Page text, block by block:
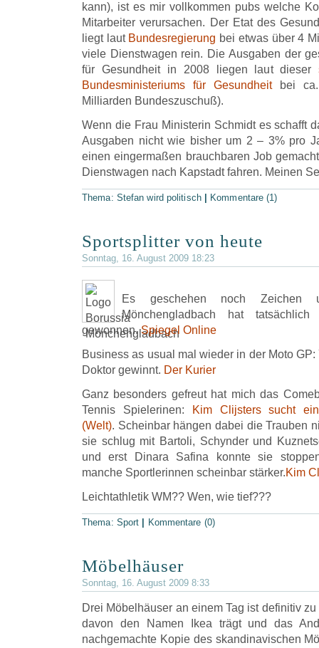
kann), ist es mir vollkommen pubs welche
Mitarbeiter verursachen. Der Etat des
liegt laut Bundesregierung bei etwas über 4
viele Dienstwagen rein. Die Ausgaben der
für Gesundheit in 2008 liegen laut dieser
Bundesministeriums für Gesundheitbei ca.
Milliarden Bundeszuschuß).
Wenn die Frau Ministerin Schmidt es schafft
Ausgaben nicht wie bisher um 2 – 3% pro
einen eingermaßen brauchbaren Job
Dienstwagen nach Kapstadt fahren. Meinen
Thema: Stefan wird politisch Kommentare (1)
Sportsplitter von heute
Sonntag, 16. August 2009 18:23
Es geschehen noch Zeichen
Mönchengladbach hat
gewonnen.Spiegel Online
Business as usual mal wieder in der Moto
Doktor gewinnt. Der Kurier
Ganz besonders gefreut hat mich das
Tennis Spielerinen:
Kim Clijsters sucht
(Welt). Scheinbar hängen dabei die Trauben
sie schlug mit Bartoli, Schynder und
und erst Dinara Safina konnte sie
manche Sportlerinnen scheinbar stärker.Kim
Leichtathletik WM?? Wen, wie tief???
Thema: Sport Kommentare (0)
Möbelhäuser
Sonntag, 16. August 2009 8:33
Drei Möbelhäuser an einem Tag ist definitiv
davon den Namen Ikea trägt und das
nachgemachte Kopie des skandinavischen